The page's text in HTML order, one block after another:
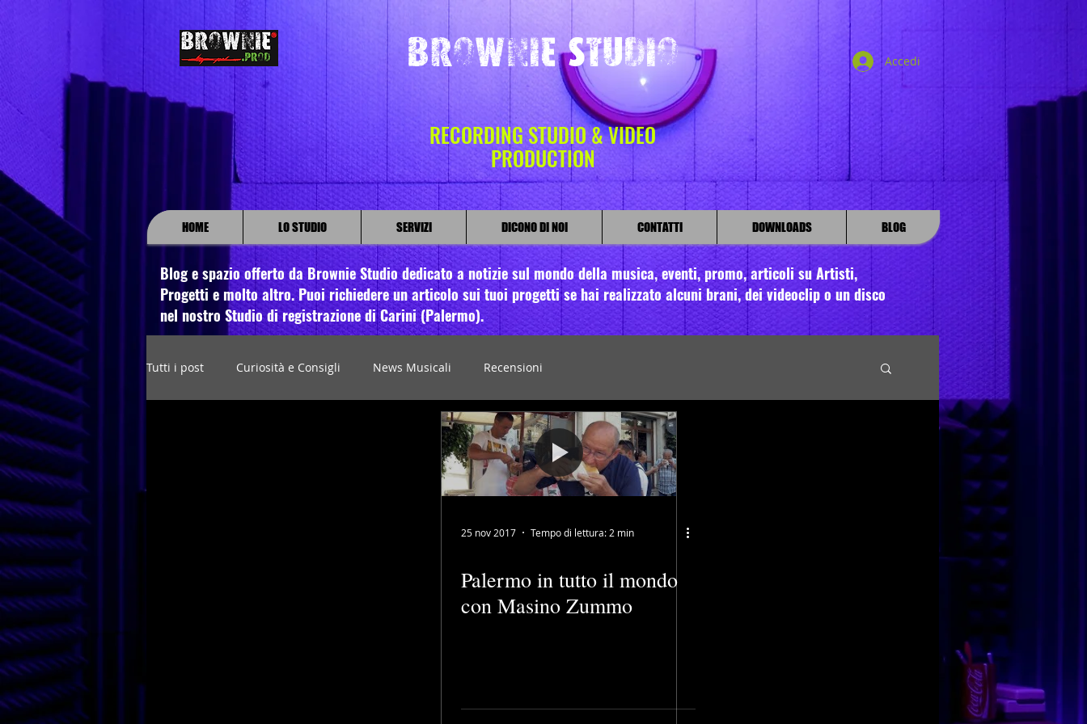
Brownie Studio Accedi
RECORDING STUDIO & VIDEO
PRODUCTION
HOME LO STUDIO SERVIZI DICONO DI NOI CONTATTI DOWNLOADS BLOG
Blog e spazio offerto da Brownie Studio dedicato a notizie sul mondo della musica, eventi, promo, articoli su Artisti,
Progetti e molto altro. Puoi richiedere un articolo sui tuoi progetti se hai realizzato alcuni brani, dei videoclip o un disco
nel nostro Studio di registrazione di Carini (Palermo).
Tutti i post Curiosità e Consigli News Musicali Recensioni
25 nov 2017 Tempo di lettura: 2 min
Palermo in tutto il mondo
con Masino Zummo